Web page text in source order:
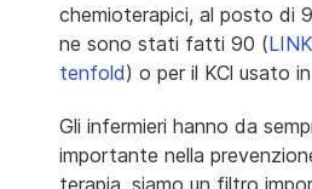
chemioterapici, al posto di
ne sono stati fatti 90 (LINK
tenfold) o per il KCl usato
Gli infermieri hanno da
importante nella
terapia, siamo un filtro